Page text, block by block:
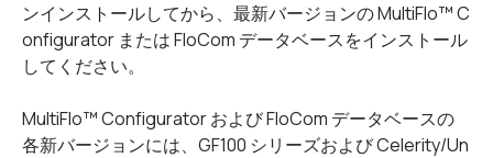
ンインストールしてから、最新バージョンの MultiFlo™ C
onfigurator または FloCom データベースをインストール
してください。
MultiFlo™ Configurator および FloCom データベースの
各新バージョンには、GF100 シリーズおよび Celerity/Un